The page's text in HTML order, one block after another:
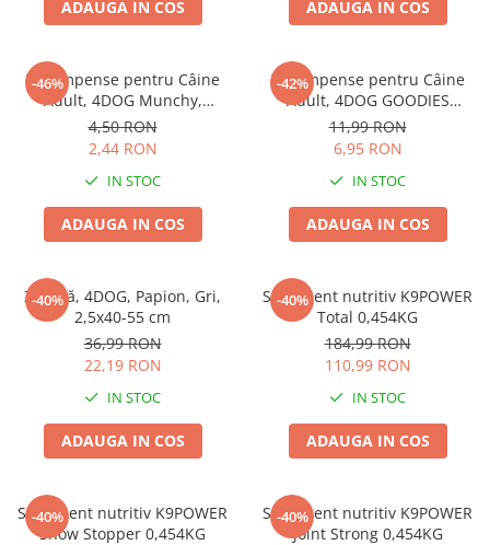
Pernuțe
Proteice
Umede
Îngrijire Pisici
Așternut Igienic Pisici
Igienă Pisici
Antiparazitare Pisici
Vitamine Pisici
Accesorii Pisici
Culcușuri & Saltele Pisici
Ansambluri Pisici
Castroane & Adapatori Pisici
Cuști & Genți Pisici
Litiere Pisici
Zgărzi & Hamuri
Păsări
ADAUGA IN COS ADAUGA IN COS
-46%
Recompense pentru Câine
Adult, 4DOG Munchy,
Batoane, Vită, 12.5cm, 10
bucăți
4,50 RON
2,44 RON
IN STOC
ADAUGA IN COS
-42%
Recompense pentru Câine
Adult, 4DOG GOODIES
Barbecue, Cotlete de Miel,
100g
11,99 RON
6,95 RON
IN STOC
ADAUGA IN COS
-40%
Zgardă, 4DOG, Papion, Gri,
2,5x40-55 cm
36,99 RON
22,19 RON
IN STOC
ADAUGA IN COS
-40%
Supliment nutritiv K9POWER
Total 0,454KG
184,99 RON
110,99 RON
IN STOC
ADAUGA IN COS
-40%
Supliment nutritiv K9POWER
Show Stopper 0,454KG
-40%
Supliment nutritiv K9POWER
Joint Strong 0,454KG